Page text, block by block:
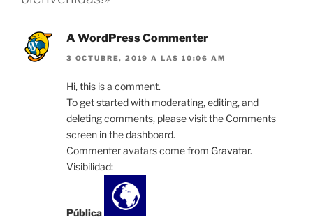
A WordPress Commenter
3 OCTUBRE, 2019 A LAS 10:06 AM
Hi, this is a comment.
To get started with moderating, editing, and
deleting comments, please visit the Comments
screen in the dashboard.
Commenter avatars come from Gravatar.
Visibilidad:
Pública